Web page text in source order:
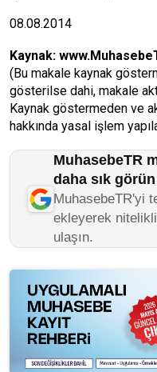
08.08.2014
Kaynak:
(Bu makale kaynak
gösterilse dahi, makale
Kaynak göstermeden ve
hakkında yasal işlem
MuhasebeTR
daha sık görün
MuhasebeTR'yi
ekleyerek
ulaşın.